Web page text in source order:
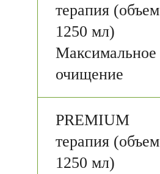
терапия (объем
1250 мл)
Максимальное
очищение
PREMIUM
терапия (объем
1250 мл)